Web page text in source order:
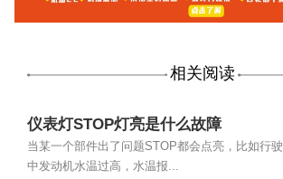
相关阅读
仪表灯STOP灯亮是什么故障
当某一个部件出了问题STOP都会点亮，比如行驶
中发动机水温过高，水温报...